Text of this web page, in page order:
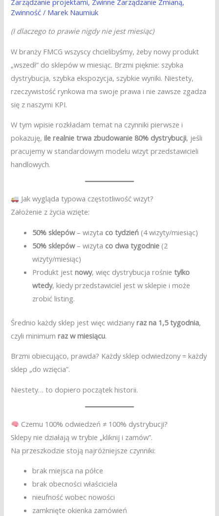
Zwinność / Marek Naumiuk
(I dlaczego to prawie nigdy nie jest miesiąc)
W branży FMCG wszyscy chcielibyśmy, żeby nowy produkt
„wszedł” do sklepów w miesiąc. Brzmi pięknie: szybka
dystrybucja, szybka ekspozycja, szybkie wyniki. Niestety,
rzeczywistość rynkowa ma swoje prawa i nie zawsze zgadza
się z naszymi KPI.
W tym wpisie rozkładam temat na czynniki pierwsze i
pokazuję,ile realnie trwa zbudowanie 80% dystrybucji, jeśli
pracujemy w standardowym modelu wizyt przedstawicieli
handlowych.
Jak wygląda typowa częstotliwość wizyt?
Założenie z życia wzięte:
50% sklepów– wizyta co tydzień (4 wizyty/miesiąc)
50% sklepów– wizyta co dwa tygodnie (2
wizyty/miesiąc)
Produkt jestnowy, więc dystrybucja rośnietylko
wtedy, kiedy przedstawiciel jest w sklepie i może
zrobić listing.
Średnio każdy sklep jest więc widzianyraz na 1,5 tygodnia,
czyli minimumraz w miesiącu.
Brzmi obiecująco, prawda? Każdy sklep odwiedzony = każdy
sklep „do wzięcia”.
Niestety… to dopiero początek historii.
Czemu 100% odwiedzeń ≠ 100% dystrybucji?
Sklepy nie działają w trybie „kliknij i zamów”.
Na przeszkodzie stoją najróżniejsze czynniki:
brak miejsca na półce
brak obecności właściciela
nieufność wobec nowości
zamknięte okienka zamówień